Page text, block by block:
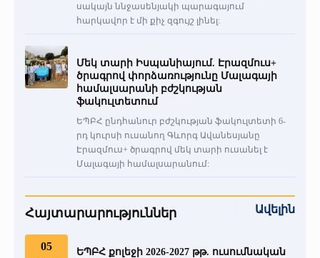
սակայն ննջասենյակի պարագայում
հարկավոր է մի քիչ զգույշ լինել:
Մեկ տարի Իսպանիայում. Էրազմուս+
ծրագրով փորձառությունը Մալագայի
համալսարանի բժշկության
ֆակուլտետում
ԵՊԲՀ ընդհանուր բժշկության ֆակուլտետի 6-
րդ կուրսի ուսանող Գևորգ Ավանեսյանը
Էրազմուս+ ծրագրով մեկ տարի ուսանել է
Մալագայի համալսարանում:
Հայտարարություններ Ավելին
05
ԵՊԲՀ քոլեջի 2026-2027 թթ. ուսումնական